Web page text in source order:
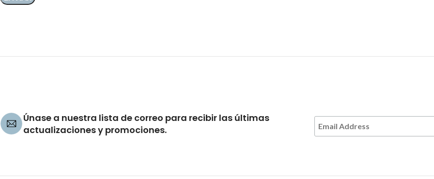
Únase a nuestra lista de correo para recibir las últimas
actualizaciones y promociones.